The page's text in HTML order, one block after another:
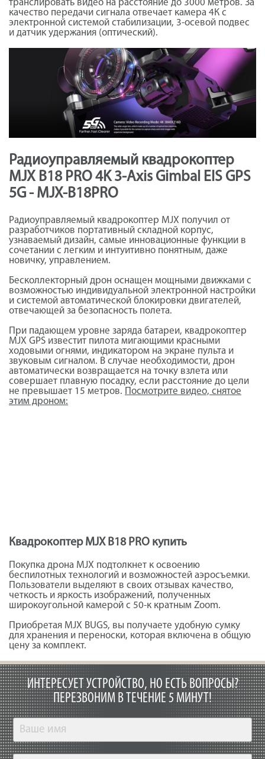
транслировать видео на расстояние до 3000 метров. За
качество передачи сигнала отвечает камера 4К с
электронной системой стабилизации, 3-осевой подвес
и датчик удержания (оптический).
Радиоуправляемый квадрокоптер
MJX B18 PRO 4K 3-Axis Gimbal EIS GPS
5G - MJX-B18PRO
Радиоуправляемый квадрокоптер MJX получил от
разработчиков портативный складной корпус,
узнаваемый дизайн, самые инновационные функции в
сочетании с легким и интуитивно понятным, даже
новичку, управлением.
Бесколлекторный дрон оснащен мощными движками с
возможностью индивидуальной электронной настройки
и системой автоматической блокировки двигателей,
отвечающей за безопасность полета.
При падающем уровне заряда батареи, квадрокоптер
MJX GPS известит пилота мигающими красными
ходовыми огнями, индикатором на экране пульта и
звуковым сигналом. В случае необходимости, дрон
автоматически возвращается на точку взлета или
совершает плавную посадку, если расстояние до цели
не превышает 15 метров. Посмотрите видео, снятое
этим дроном:
Квадрокоптер MJX B18 PRO купить
Покупка дрона MJX подтолкнет к освоению
беспилотных технологий и возможностей аэросъемки.
Пользователи выделяют в своих отзывах качество,
четкость и яркость изображений, полученных
широкоугольной камерой с 50-к кратным Zoom.
Приобретая MJX BUGS, вы получаете удобную сумку
для хранения и переноски, которая включена в общую
цену за комплект.
ИНТЕРЕСУЕТ УСТРОЙСТВО, НО ЕСТЬ ВОПРОСЫ?
ПЕРЕЗВОНИМ В ТЕЧЕНИЕ 5 МИНУТ!